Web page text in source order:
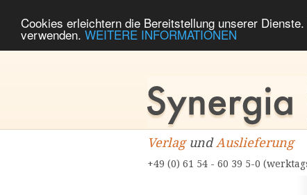
Cookies erleichtern die Bereitstellung unserer
verwenden. WEITERE INFORMATIONEN
VerlagundAuslieferung
+49 (0) 61 54 - 60 39 5-0